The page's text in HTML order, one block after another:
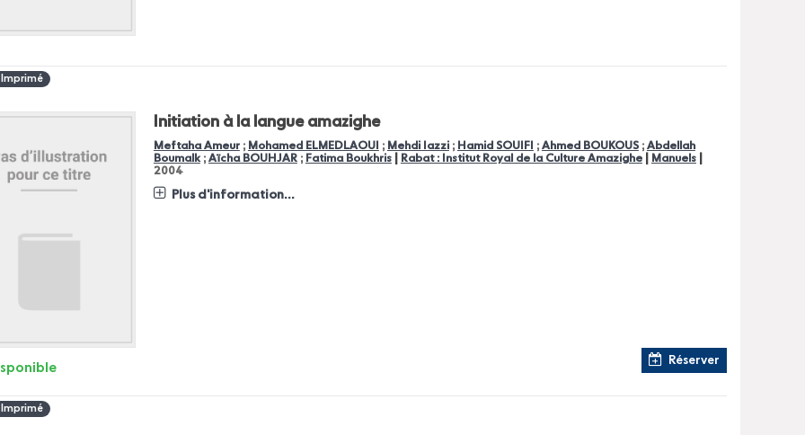
Initiation à la langue amazighe
Meftaha Ameur; Mohamed ELMEDLAOUI ; Mehdi Iazzi; Hamid SOUIFI ; Ahmed BOUKOUS; Abdellah
Boumalk; Aïcha BOUHJAR; Fatima Boukhris Rabat : Institut Royal de la Culture Amazighe| Manuels|
2004
Plus d'information...
Réserver